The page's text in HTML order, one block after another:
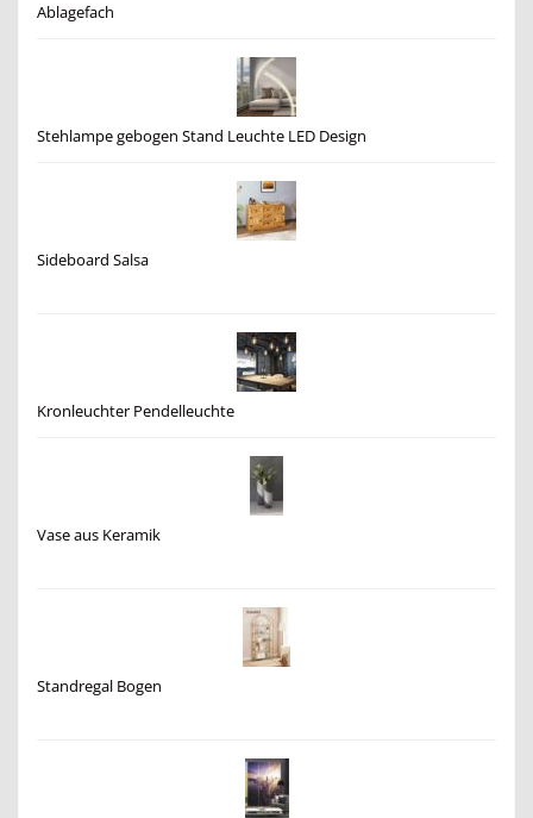
Ablagefach
Stehlampe gebogen Stand Leuchte LED Design
Sideboard Salsa
Kronleuchter Pendelleuchte
Vase aus Keramik
Standregal Bogen